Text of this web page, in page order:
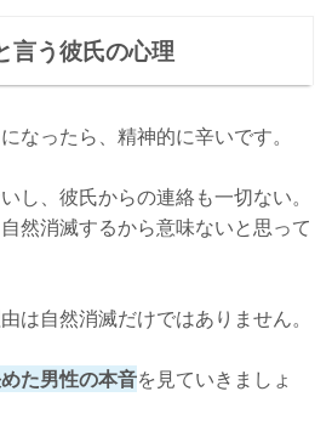
言う彼氏の心理
なったら、精神的に辛いです。
し、彼氏からの連絡も一切ない。
然消滅するから意味ないと思って
は自然消滅だけではありません。
た男性の本音を見ていきましょ